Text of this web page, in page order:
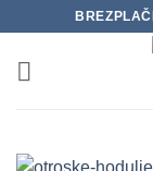
vsebino